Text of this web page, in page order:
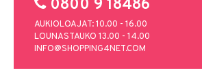
0800 9 18486
AUKIOLOAJAT: 10.00 - 16.00
LOUNASTAUKO 13.00 - 14.00
INFO@SHOPPING4NET.COM